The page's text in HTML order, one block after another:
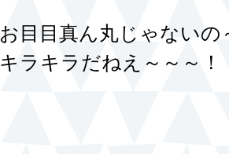
お目目真ん丸じゃないの
キラキラだねえ～～～！